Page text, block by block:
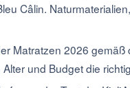
Câlin.
Matratzen 2026
und Budget die